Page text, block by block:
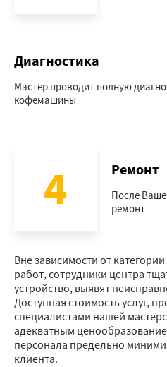
Диагностика
Мастер проводит полную
кофемашины
Ремонт
После
ремонт
4
Вне зависимости от
работ, сотрудники центра
устройство, выявят
Доступная стоимость услуг,
специалистами нашей
адекватным
персонала предельно
клиента.